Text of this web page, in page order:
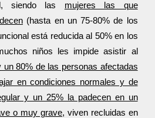
siendo las mujeres las que
(hasta en un 75-80% de los
está reducida al 50% en los
niños les impide asistir al
un 80% de las personas afectadas
en condiciones normales y de
y un 25% la padecen en un
o muy grave, viven recluidas en